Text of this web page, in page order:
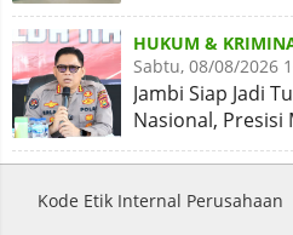
HUKUM &
Sabtu, 08/08/2026
Jambi Siap Jadi
Nasional, Presisi
Momentum
Kode Etik Internal Perusahaan